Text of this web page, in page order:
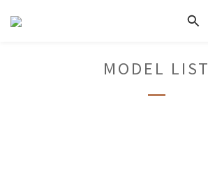
MODEL LIST